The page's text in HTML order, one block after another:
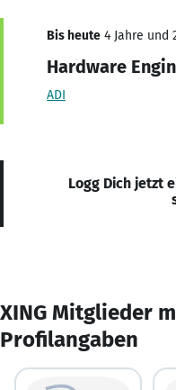
Bis heute 4 Jahre und
Hardware
ADI
Logg Dich jetzt
XING Mitglieder
Profilangaben